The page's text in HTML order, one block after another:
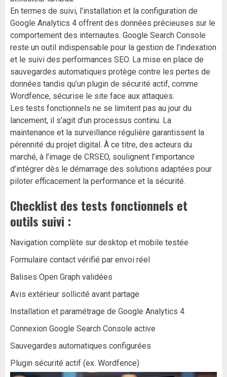
En termes de suivi, l’installation et la configuration de
Google Analytics 4 offrent des données précieuses sur le
comportement des internautes. Google Search Console
reste un outil indispensable pour la gestion de l’indexation
et le suivi des performances SEO. La mise en place de
sauvegardes automatiques protège contre les pertes de
données tandis qu’un plugin de sécurité actif, comme
Wordfence, sécurise le site face aux attaques.
Les tests fonctionnels ne se limitent pas au jour du
lancement, il s’agit d’un processus continu. La
maintenance et la surveillance régulière garantissent la
pérennité du projet digital. À ce titre, des acteurs du
marché, à l’image de CRSEO, soulignent l’importance
d’intégrer dès le démarrage des solutions adaptées pour
piloter efficacement la performance et la sécurité.
Checklist des tests fonctionnels et
outils suivi :
Navigation complète sur desktop et mobile testée
Formulaire contact vérifié par envoi réel
Balises Open Graph validées
Avis extérieur sollicité avant partage
Installation et paramétrage de Google Analytics 4
Connexion Google Search Console active
Sauvegardes automatiques configurées
Plugin sécurité actif (ex. Wordfence)